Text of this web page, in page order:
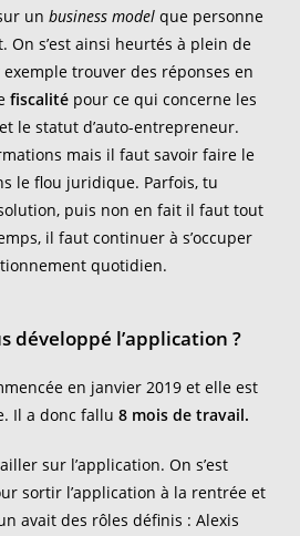
unbusiness modelque personne
On s’est ainsi heurtés à plein de
trouver des réponses en
fiscalité pour ce qui concerne les
le statut d’auto-entrepreneur.
mais il faut savoir faire le
le flou juridique. Parfois, tu
puis non en fait il faut tout
il faut continuer à s’occuper
quotidien.
développé l’application ?
en janvier 2019 et elle est
Il a donc fallu8 mois de travail.
sur l’application. On s’est
sortir l’application à la rentrée et
avait des rôles définis : Alexis